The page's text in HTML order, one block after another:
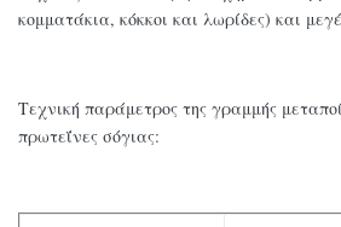
κομματάκια, κόκκοι και λωρίδες) και
Τεχνική παράμετρος της γραμμής
πρωτεΐνες σόγιας: